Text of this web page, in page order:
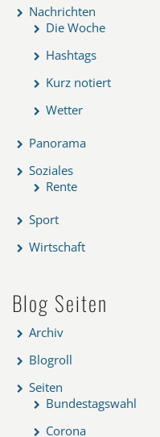
Nachrichten
Die Woche
Hashtags
Kurz notiert
Wetter
Panorama
Soziales
Rente
Sport
Wirtschaft
Blog Seiten
Archiv
Blogroll
Seiten
Bundestagswahl
Corona